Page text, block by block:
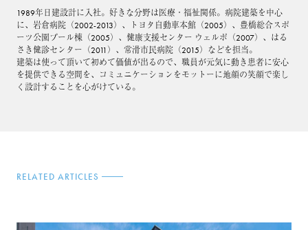
1989年日建設計に入社。好きな分野は医療・福祉関係。病院建築を中心
に、岩倉病院（2002-2013）、トヨタ自動車本館（2005）、豊橋総合スポ
ーツ公園プール棟（2005）、健康支援センター ウェルポ（2007）、はる
さき健診センター（2011）、常滑市民病院（2015）などを担当。
建築は使って頂いて初めて価値が出るので、職員が元気に動き患者に安心
を提供できる空間を、コミュニケーションをモットーに地顔の笑顔で楽し
く設計することを心がけている。
RELATED ARTICLES